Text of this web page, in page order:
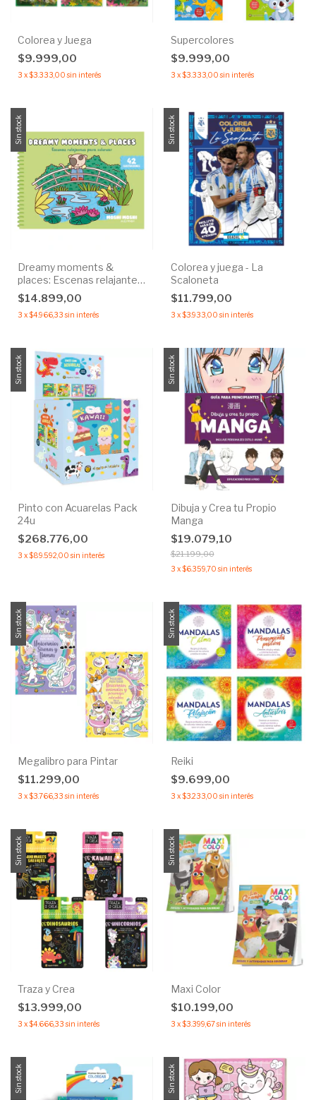
Colorea y Juega
$9.999,00
3 x$3.333,00 sin interés
Supercolores
$9.999,00
3 x$3.333,00 sin interés
Sin stock
Dreamy moments &
places: Escenas relajantes
para colorear
$14.899,00
3 x$4.966,33 sin interés
Sin stock
Colorea y juega - La
Scaloneta
$11.799,00
3 x$3.933,00 sin interés
Sin stock
Pinto con Acuarelas Pack
24u
$268.776,00
3 x$89.592,00 sin interés
Sin stock
Dibuja y Crea tu Propio
Manga
$19.079,10
$21.199,00
3 x$6.359,70 sin interés
Sin stock
Megalibro para Pintar
$11.299,00
3 x$3.766,33 sin interés
Sin stock
Reiki
$9.699,00
3 x$3.233,00 sin interés
Sin stock
Traza y Crea
$13.999,00
3 x$4.666,33 sin interés
Sin stock
Maxi Color
$10.199,00
3 x$3.399,67sin interés
Sin stock Sin stock